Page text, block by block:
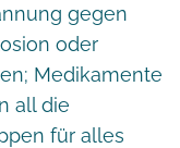
gegen
oder
Medikamente
all die
für alles